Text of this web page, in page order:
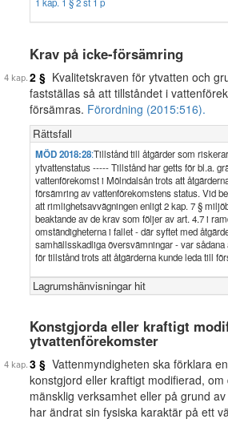
Krav på icke-försämring
2 § Kvalitetskraven för ytvatten och
fastställas så att tillståndet i
försämras. Förordning (2015:516).
Rättsfall
MÖD 2018:28:Tillstånd till åtgärder som
ytvattenstatus ----- Tillstånd har getts för bl.a.
vattenförekomst i Mölndalsån trots att
försämring av vattenförekomstens status. Vid
att rimlighetsavvägningen enligt 2 kap. 7 §
beaktande av de krav som följer av art. 4.7 i
omständigheterna i fallet - där syftet med
samhällsskadliga översvämningar - var sådana
för tillstånd trots att åtgärderna kunde leda till
Lagrumshänvisningar hit
Konstgjorda eller kraftigt
ytvattenförekomster
3 § Vattenmyndigheten ska förklara
konstgjord eller kraftigt modifierad,
mänsklig verksamhet eller på grund
har ändrat sin fysiska karaktär på ett